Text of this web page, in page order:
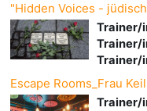
"Hidden Voices -
Trainer/
Trainer/
Trainer/
Escape Rooms_Frau Keil
Trainer/